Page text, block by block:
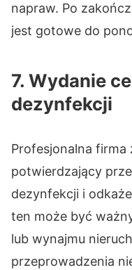
napraw. Po
jest gotowe do
7. Wydanie
dezynfekcji
Profesjonalna
potwierdzający
dezynfekcji i
ten może być
lub wynajmu
przeprowadzenia